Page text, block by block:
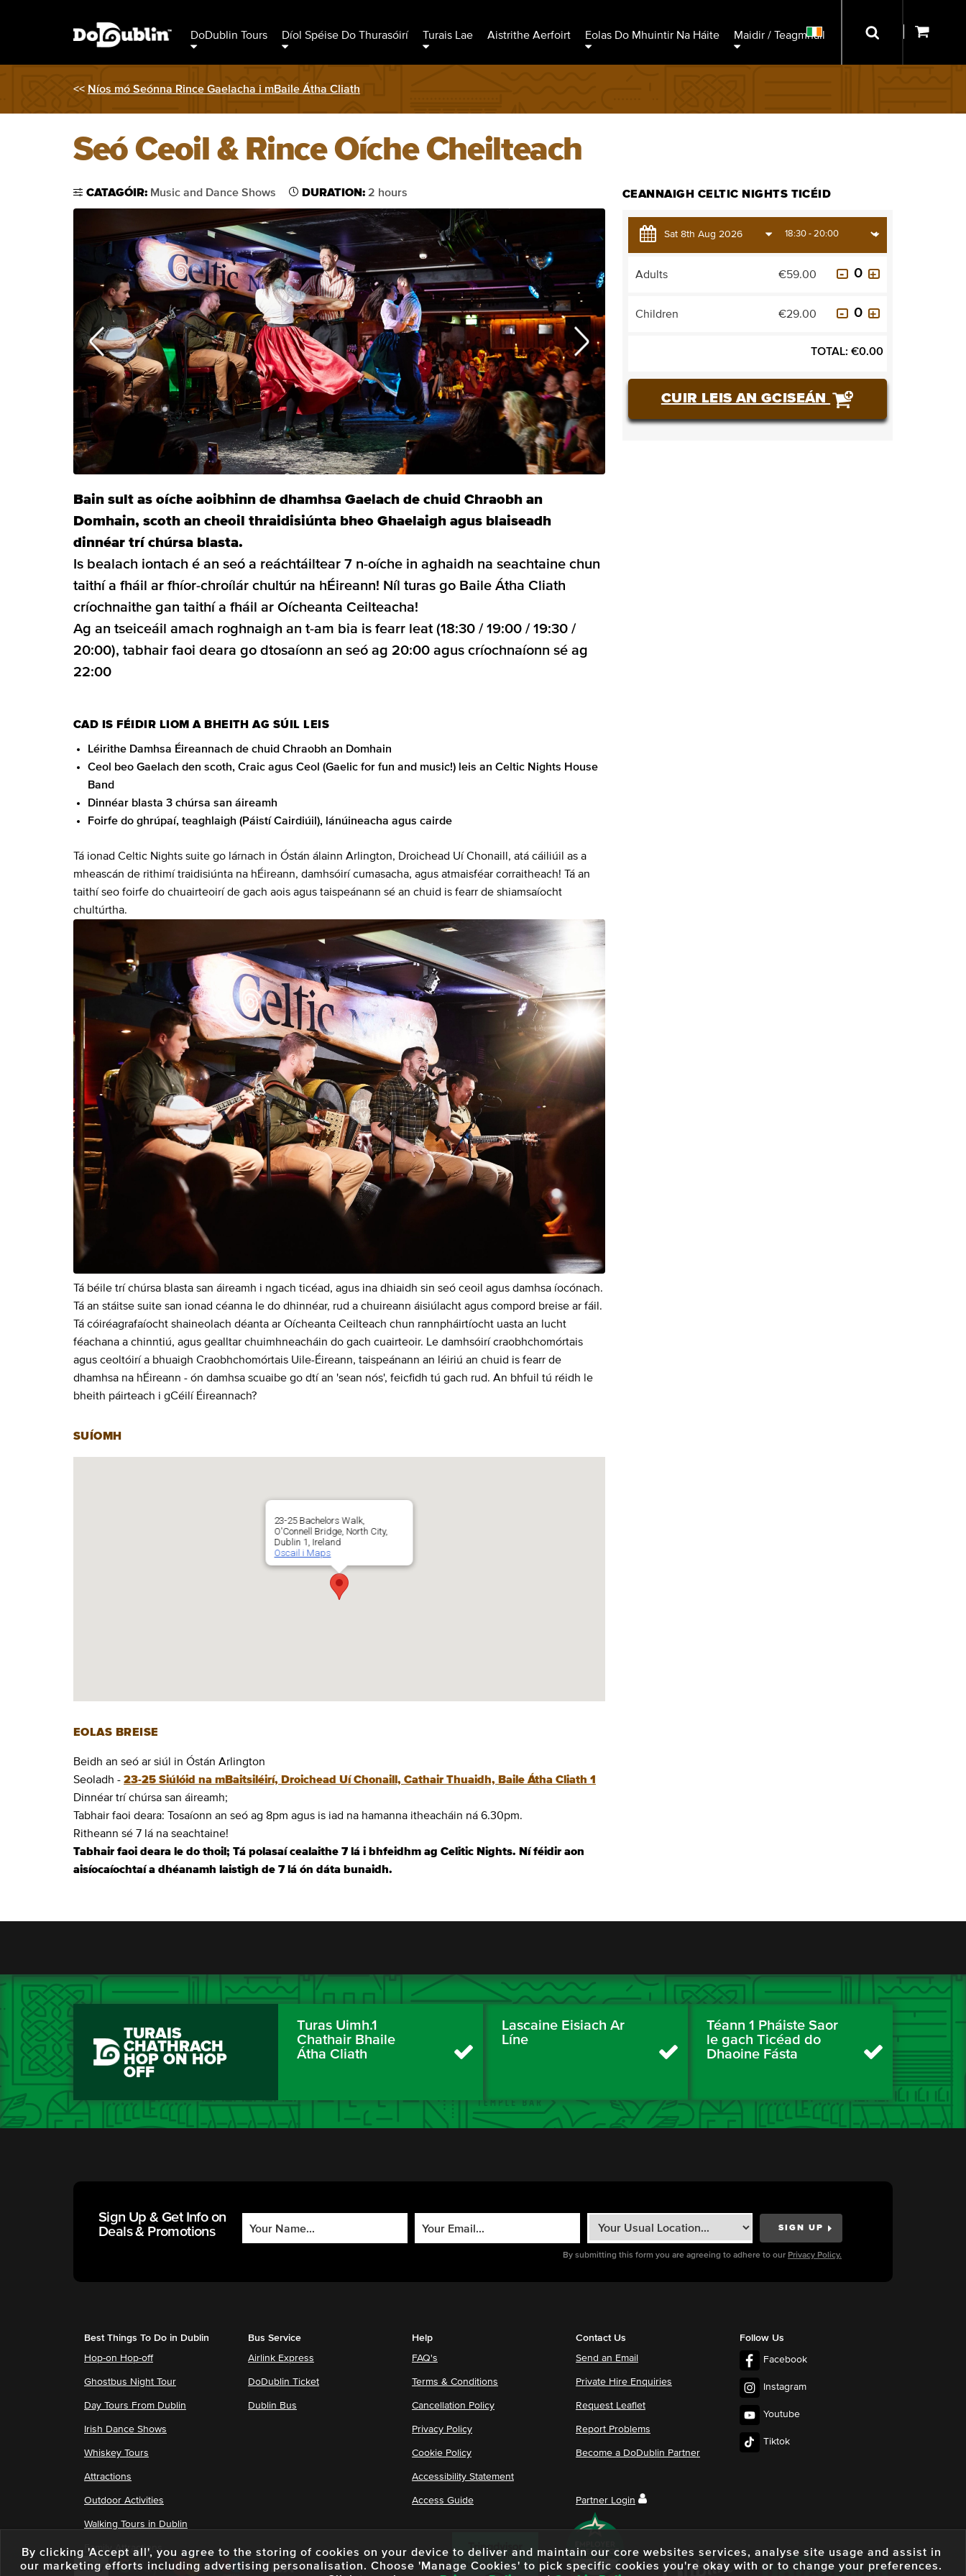
DoDublin Tours Díol Spéise Do Thurasóirí Turais Lae Aistrithe Aerfoirt Eolas Do Mhuintir Na Háite Maidir / Teagmháil
<< Níos mó Seónna Rince Gaelacha i mBaile Átha Cliath
Seó Ceoil & Rince Oíche Cheilteach
CATAGÓIR: Music and Dance Shows DURATION: 2 hours
Bain sult as oíche aoibhinn de dhamhsa Gaelach de chuid Chraobh an
Domhain, scoth an cheoil thraidisiúnta bheo Ghaelaigh agus blaiseadh
dinnéar trí chúrsa blasta.
Is bealach iontach é an seó a reáchtáiltear 7 n-oíche in aghaidh na seachtaine chun
taithí a fháil ar fhíor-chroílár chultúr na hÉireann! Níl turas go Baile Átha Cliath
críochnaithe gan taithí a fháil ar Oícheanta Ceilteacha!
Ag an tseiceáil amach roghnaigh an t-am bia is fearr leat (18:30 / 19:00 / 19:30 /
20:00), tabhair faoi deara go dtosaíonn an seó ag 20:00 agus críochnaíonn sé ag
22:00
CAD IS FÉIDIR LIOM A BHEITH AG SÚIL LEIS
Léirithe Damhsa Éireannach de chuid Chraobh an Domhain
Ceol beo Gaelach den scoth, Craic agus Ceol (Gaelic for fun and music!) leis an Celtic Nights House
Band
Dinnéar blasta 3 chúrsa san áireamh
Foirfe do ghrúpaí, teaghlaigh (Páistí Cairdiúil), lánúineacha agus cairde
Tá ionad Celtic Nights suite go lárnach in Óstán álainn Arlington, Droichead Uí Chonaill, atá cáiliúil as a
mheascán de rithimí traidisiúnta na hÉireann, damhsóirí cumasacha, agus atmaisféar corraitheach! Tá an
taithí seo foirfe do chuairteoirí de gach aois agus taispeánann sé an chuid is fearr de shiamsaíocht
chultúrtha.
Tá béile trí chúrsa blasta san áireamh i ngach ticéad, agus ina dhiaidh sin seó ceoil agus damhsa íocónach.
Tá an stáitse suite san ionad céanna le do dhinnéar, rud a chuireann áisiúlacht agus compord breise ar fáil.
Tá cóiréagrafaíocht shaineolach déanta ar Oícheanta Ceilteach chun rannpháirtíocht uasta an lucht
féachana a chinntiú, agus gealltar chuimhneacháin do gach cuairteoir. Le damhsóirí craobhchomórtais
agus ceoltóirí a bhuaigh Craobhchomórtais Uile-Éireann, taispeánann an léiriú an chuid is fearr de
dhamhsa na hÉireann - ón damhsa scuaibe go dtí an 'sean nós', feicfidh tú gach rud. An bhfuil tú réidh le
bheith páirteach i gCéilí Éireannach?
SUÍOMH
23-25 Bachelors Walk,
O'Connell Bridge, North City,
Dublin 1, Ireland
Oscail i Maps
EOLAS BREISE
Beidh an seó ar siúl in Óstán Arlington
Seoladh - 23-25 Siúlóid na mBaitsiléirí, Droichead Uí Chonaill, Cathair Thuaidh, Baile Átha Cliath 1
Dinnéar trí chúrsa san áireamh;
Tabhair faoi deara: Tosaíonn an seó ag 8pm agus is iad na hamanna itheacháin ná 6.30pm.
Ritheann sé 7 lá na seachtaine!
Tabhair faoi deara le do thoil; Tá polasaí cealaithe 7 lá i bhfeidhm ag Celitic Nights. Ní féidir aon
aisíocaíochtaí a dhéanamh laistigh de 7 lá ón dáta bunaidh.
CEANNAIGH CELTIC NIGHTS TICÉID
Adults €59.00
Children €29.00
TOTAL: €0.00
CUIR LEIS AN GCISEÁN
TURAIS
CHATHRACH
HOP ON HOP
OFF
Turas Uimh.1
Chathair Bhaile
Átha Cliath
Lascaine Eisiach Ar
Líne
Téann 1 Pháiste Saor
le gach Ticéad do
Dhaoine Fásta
Sign Up & Get Info on
Deals & Promotions
By submitting this form you are agreeing to adhere to our Privacy Policy.
Best Things To Do in Dublin
Hop-on Hop-off
Ghostbus Night Tour
Day Tours From Dublin
Irish Dance Shows
Whiskey Tours
Attractions
Outdoor Activities
Walking Tours in Dublin
Family Attractions
Bus Service
Airlink Express
DoDublin Ticket
Dublin Bus
Help
FAQ's
Terms & Conditions
Cancellation Policy
Privacy Policy
Cookie Policy
Accessibility Statement
Access Guide
Contact Us
Send an Email
Private Hire Enquiries
Request Leaflet
Report Problems
Become a DoDublin Partner
Partner Login
Follow Us
Facebook
Instagram
Youtube
Tiktok
By clicking 'Accept all', you agree to the storing of cookies on your device to deliver and maintain our core websites services, analyse site usage and assist in
our marketing efforts including advertising personalisation. Choose 'Manage Cookies' to pick specific cookies you're okay with or to change your preferences.